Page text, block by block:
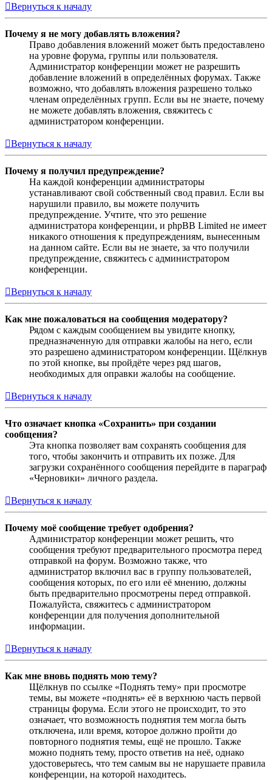
Вернуться к началу
Почему я не могу добавлять вложения?
Право добавления вложений может быть предоставлено
на уровне форума, группы или пользователя.
Администратор конференции может не разрешить
добавление вложений в определённых форумах. Также
возможно, что добавлять вложения разрешено только
членам определённых групп. Если вы не знаете, почему
не можете добавлять вложения, свяжитесь с
администратором конференции.
Вернуться к началу
Почему я получил предупреждение?
На каждой конференции администраторы
устанавливают свой собственный свод правил. Если вы
нарушили правило, вы можете получить
предупреждение. Учтите, что это решение
администратора конференции, и phpBB Limited не имеет
никакого отношения к предупреждениям, вынесенным
на данном сайте. Если вы не знаете, за что получили
предупреждение, свяжитесь с администратором
конференции.
Вернуться к началу
Как мне пожаловаться на сообщения модератору?
Рядом с каждым сообщением вы увидите кнопку,
предназначенную для отправки жалобы на него, если
это разрешено администратором конференции. Щёлкнув
по этой кнопке, вы пройдёте через ряд шагов,
необходимых для оправки жалобы на сообщение.
Вернуться к началу
Что означает кнопка «Сохранить» при создании
сообщения?
Эта кнопка позволяет вам сохранять сообщения для
того, чтобы закончить и отправить их позже. Для
загрузки сохранённого сообщения перейдите в параграф
«Черновики» личного раздела.
Вернуться к началу
Почему моё сообщение требует одобрения?
Администратор конференции может решить, что
сообщения требуют предварительного просмотра перед
отправкой на форум. Возможно также, что
администратор включил вас в группу пользователей,
сообщения которых, по его или её мнению, должны
быть предварительно просмотрены перед отправкой.
Пожалуйста, свяжитесь с администратором
конференции для получения дополнительной
информации.
Вернуться к началу
Как мне вновь поднять мою тему?
Щёлкнув по ссылке «Поднять тему» при просмотре
темы, вы можете «поднять» её в верхнюю часть первой
страницы форума. Если этого не происходит, то это
означает, что возможность поднятия тем могла быть
отключена, или время, которое должно пройти до
повторного поднятия темы, ещё не прошло. Также
можно поднять тему, просто ответив на неё, однако
удостоверьтесь, что тем самым вы не нарушаете правила
конференции, на которой находитесь.